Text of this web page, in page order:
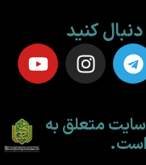
کنید
متعلق به